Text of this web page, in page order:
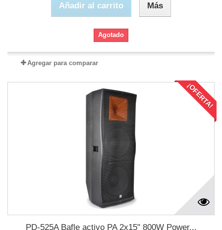
Añadir al carrito Más
Agotado
Agregar para comparar
¡OFERTA!
PD-525A Bafle activo PA 2x15" 800W Power...